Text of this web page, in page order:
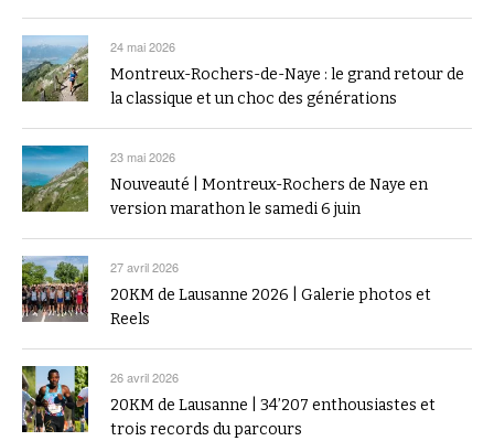
24 mai 2026
Montreux-Rochers-de-Naye : le grand retour de
la classique et un choc des générations
23 mai 2026
Nouveauté | Montreux-Rochers de Naye en
version marathon le samedi 6 juin
27 avril 2026
20KM de Lausanne 2026 | Galerie photos et
Reels
26 avril 2026
20KM de Lausanne | 34’207 enthousiastes et
trois records du parcours